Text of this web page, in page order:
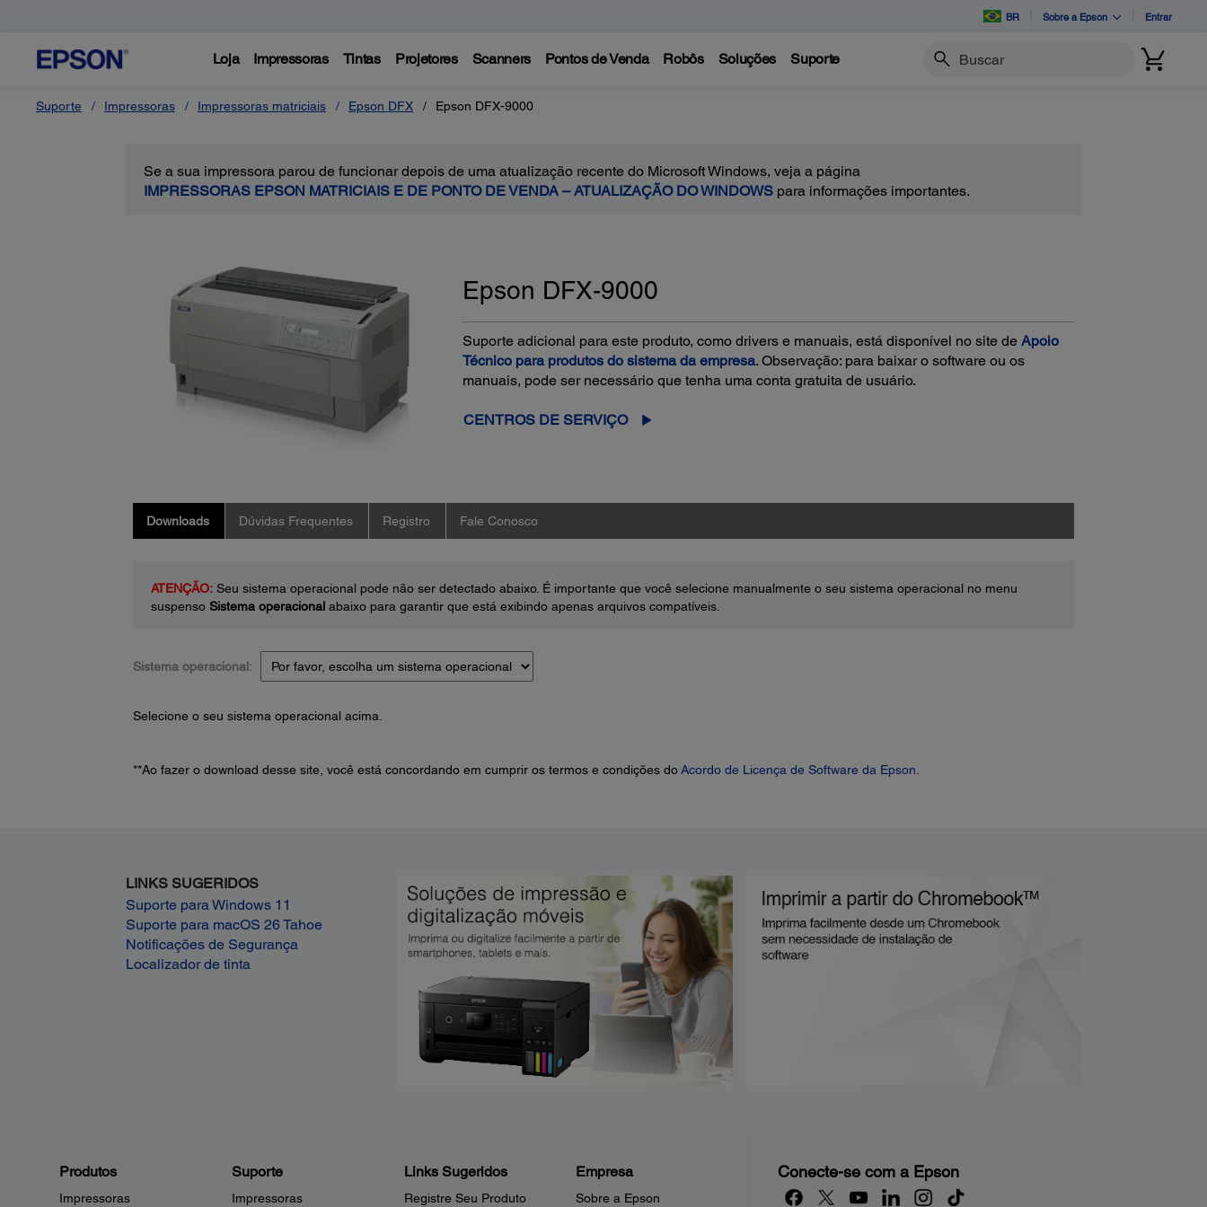
BR Sobre a Epson Entrar
Loja Impressoras Tintas Projetores Scanners Pontos de Venda Robôs Soluções Suporte Buscar
Suporte Impressoras Impressoras matriciais Epson DFX Epson DFX-9000
Se a sua impressora parou de funcionar depois de uma atualização recente do Microsoft Windows, veja a página
IMPRESSORAS EPSON MATRICIAIS E DE PONTO DE VENDA – ATUALIZAÇÃO DO WINDOWS para informações importantes.
Epson DFX-9000
Suporte adicional para este produto, como drivers e manuais, está disponível no site de Apoio
Técnico para produtos do sistema da empresa. Observação: para baixar o software ou os
manuais, pode ser necessário que tenha uma conta gratuita de usuário.
CENTROS DE SERVIÇO
Downloads Dúvidas Frequentes Registro Fale Conosco
ATENÇÃO:Seu sistema operacional pode não ser detectado abaixo. É importante que você selecione manualmente o seu sistema operacional no menu
suspenso Sistema operacionalabaixo para garantir que está exibindo apenas arquivos compatíveis.
Sistema operacional:
Selecione o seu sistema operacional acima.
**Ao fazer o download desse site, você está concordando em cumprir os termos e condições doAcordo de Licença de Software da Epson.
LINKS SUGERIDOS
Suporte para Windows 11
Suporte para macOS 26 Tahoe
Notificações de Segurança
Localizador de tinta
Produtos
Impressoras
Suporte
Impressoras
Links Sugeridos
Registre Seu Produto
Empresa
Sobre a Epson
Conecte-se com a Epson